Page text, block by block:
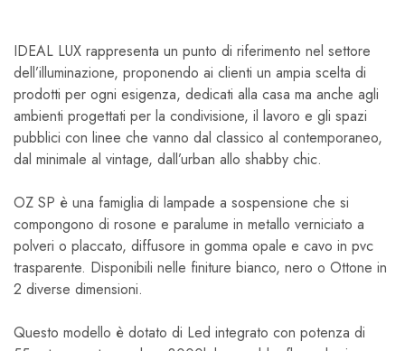
IDEAL LUX rappresenta un punto di riferimento nel settore
dell’illuminazione, proponendo ai clienti un ampia scelta di
prodotti per ogni esigenza, dedicati alla casa ma anche agli
ambienti progettati per la condivisione, il lavoro e gli spazi
pubblici con linee che vanno dal classico al contemporaneo,
dal minimale al vintage, dall’urban allo shabby chic.
OZ SP è una famiglia di lampade a sospensione che si
compongono di rosone e paralume in metallo verniciato a
polveri o placcato, diffusore in gomma opale e cavo in pvc
trasparente. Disponibili nelle finiture bianco, nero o Ottone in
2 diverse dimensioni.
Questo modello è dotato di Led integrato con potenza di